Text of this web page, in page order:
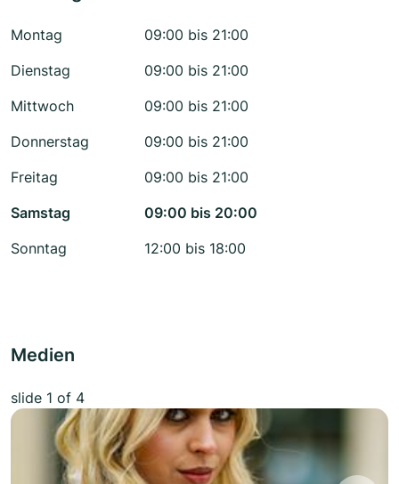
Montag
09:00 bis 21:00
Dienstag
09:00 bis 21:00
Mittwoch
09:00 bis 21:00
Donnerstag
09:00 bis 21:00
Freitag
09:00 bis 21:00
Samstag
09:00 bis 20:00
Sonntag
12:00 bis 18:00
Medien
slide 1 of 4